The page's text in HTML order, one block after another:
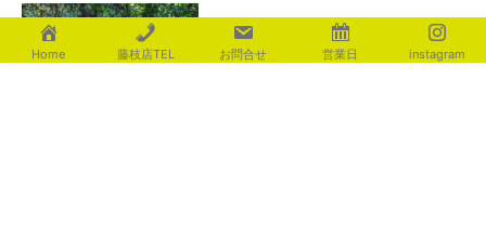
朝活♪お山トレーニング
2026年8月8日
Home 藤枝店TEL お問合せ 営業日 instagram